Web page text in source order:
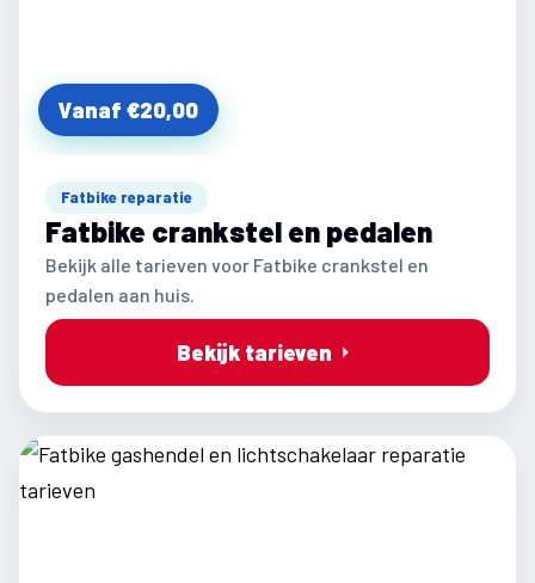
Vanaf €20,00
Fatbike reparatie
Fatbike crankstel en pedalen
Bekijk alle tarieven voor Fatbike crankstel en
pedalen aan huis.
Bekijk tarieven